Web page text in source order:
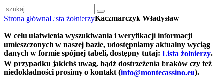
Strona głównaLista żołnierzyKaczmarczyk Władysław
W celu ułatwienia wyszukiwania i weryfikacji informacji
umieszczonych w naszej bazie, udostępniamy aktualny wyciąg
danych w formie spójnej tabeli, dostępny tutaj: Lista żołnierzy.
W przypadku jakichś uwag, bądź dostrzeżenia braków czy też
niedokładności prosimy o kontakt (info@montecassino.eu).